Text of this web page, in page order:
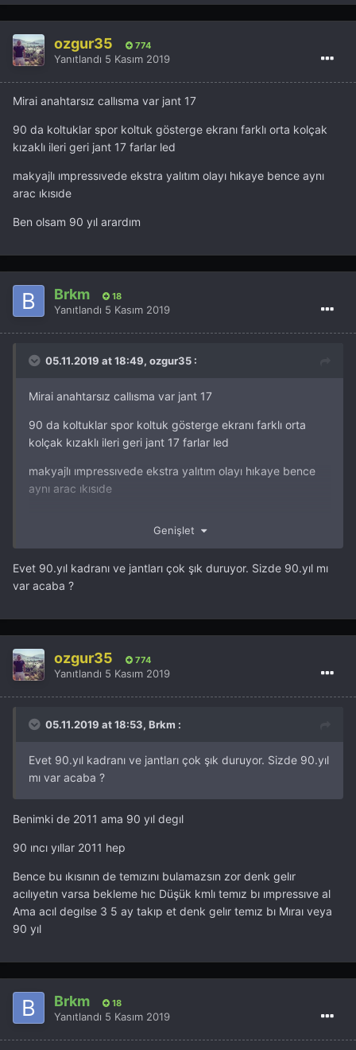
ozgur35 774
Yanıtlandı 5 Kasım 2019
Mirai anahtarsız callısma var jant 17
90 da koltuklar spor koltuk gösterge ekranı farklı orta kolçak
kızaklı ileri geri jant 17 farlar led
makyajlı ımpressıvede ekstra yalıtım olayı hıkaye bence aynı
arac ıkısıde
Ben olsam 90 yıl arardım
Brkm 18
Yanıtlandı 5 Kasım 2019
05.11.2019 at 18:49, ozgur35 :
Mirai anahtarsız callısma var jant 17
90 da koltuklar spor koltuk gösterge ekranı farklı orta
kolçak kızaklı ileri geri jant 17 farlar led
makyajlı ımpressıvede ekstra yalıtım olayı hıkaye bence
aynı arac ıkısıde
Genişlet
Evet 90.yıl kadranı ve jantları çok şık duruyor. Sizde 90.yıl mı
var acaba ?
ozgur35 774
Yanıtlandı 5 Kasım 2019
05.11.2019 at 18:53, Brkm :
Evet 90.yıl kadranı ve jantları çok şık duruyor. Sizde 90.yıl
mı var acaba ?
Benimki de 2011 ama 90 yıl degıl
90 ıncı yıllar 2011 hep
Bence bu ıkısının de temızını bulamazsın zor denk gelır
acılıyetın varsa bekleme hıc Düşük kmlı temız bı ımpressıve al
Ama acıl degılse 3 5 ay takıp et denk gelır temız bı Mıraı veya
90 yıl
Brkm 18
Yanıtlandı 5 Kasım 2019